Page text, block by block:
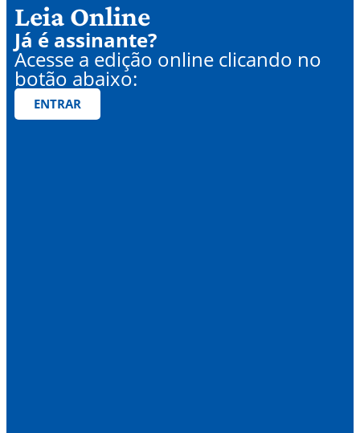
Leia Online
Já é assinante?
Acesse a edição online clicando no
botão abaixo:
ENTRAR